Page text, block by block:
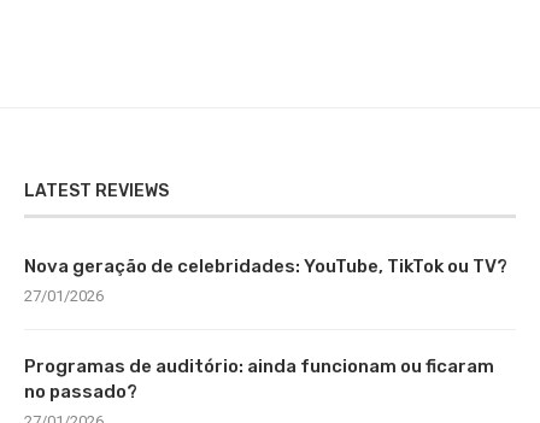
LATEST REVIEWS
Nova geração de celebridades: YouTube, TikTok ou TV?
27/01/2026
Programas de auditório: ainda funcionam ou ficaram
no passado?